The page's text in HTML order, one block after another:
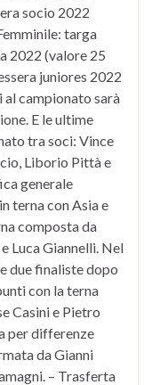
socio 2022
targa
2022 (valore 25
juniores 2022
campionato sarà
E le ultime
tra soci: Vince
Liborio Pittà e
generale
terna con Asia e
composta da
Luca Giannelli. Nel
due finaliste dopo
con la terna
Casini e Pietro
per differenze
da Gianni
– Trasferta